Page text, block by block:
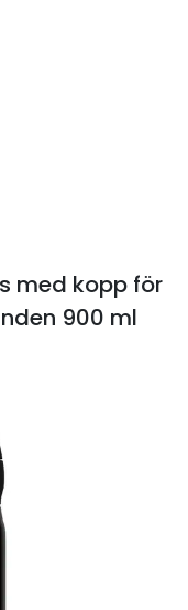
med kopp för
900 ml